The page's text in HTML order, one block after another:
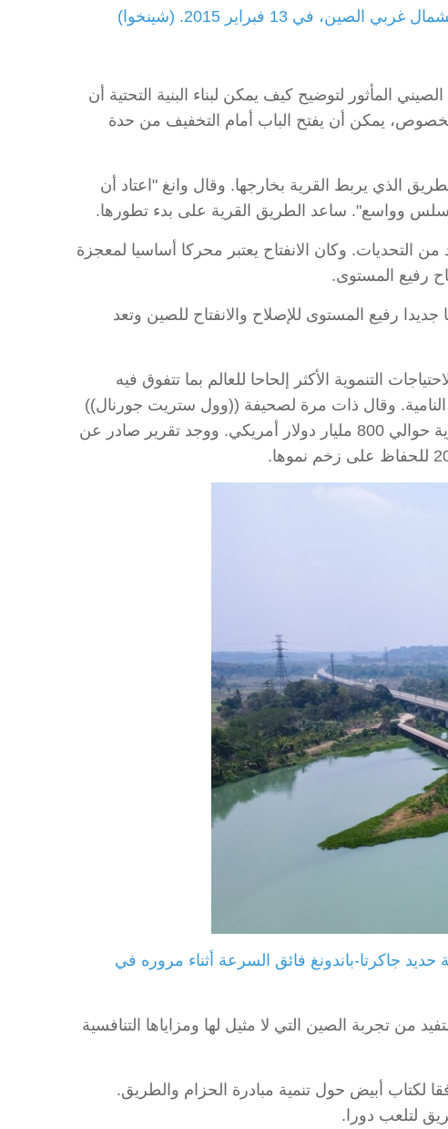
13 فبراير 2015. (شينخوا)
المأثور لتوضيح كيف يمكن لبناء البنية التحتية أن
يمكن أن يفتح الباب أمام التخفيف من حدة
الذي يربط القرية بخارجها. وقال وانغ "اعتاد أن
وواسع". ساعد الطريق القرية على بدء تطورها.
التحديات. وكان الانفتاح يعتبر محركا أساسيا لمعجزة
رفيع المستوى.
رفيع المستوى للإصلاح والانفتاح للصين وتعد
التنموية الأكثر إلحاحا للعالم بما تتفوق فيه
النامية. وقال ذات مرة لصحيفة ((وول ستريت جورنال))
في مقابلة مكتوبة إنه من عام 2010 إلى عام 2020، بلغ العجز السنوي في تمويل تطوير البنية التحتية الآسيوية حوالي 800 مليار دولار أمريكي. ووجد تقرير صادر عن
على خط سكة حديد جاكرتا-باندونغ فائق السرعة أثناء مروره في
تجربة الصين التي لا مثيل لها ومزاياها التنافسية
لكتاب أبيض حول تنمية مبادرة الحزام والطريق.
لتلعب دورا.